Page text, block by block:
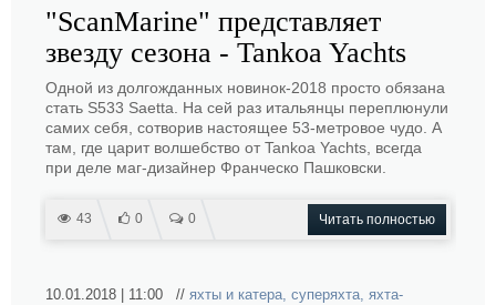
"ScanMarine" представляет
звезду сезона - Tankoa Yachts
Одной из долгожданных новинок-2018 просто обязана
стать S533 Saetta. На сей раз итальянцы переплюнули
самих себя, сотворив настоящее 53-метровое чудо. А
там, где царит волшебство от Tankoa Yachts, всегда
при деле маг-дизайнер Франческо Пашковски.
43 0 0 Читать полностью
10.01.2018 | 11:00 // яхты и катера, суперяхта, яхта-